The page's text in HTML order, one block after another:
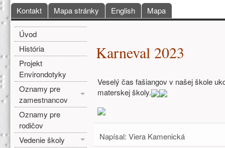
Hlavné menu
Kontakt Mapa stránky English Mapa
Bočné menu
Úvod
História
Projekt
Environdotyky
Oznamy pre
zamestnancov
Oznamy pre
rodičov
Vedenie školy
Karneval 2023
Veselý čas fašiangov v našej škole
materskej školy.
Napísal:Viera Kamenická